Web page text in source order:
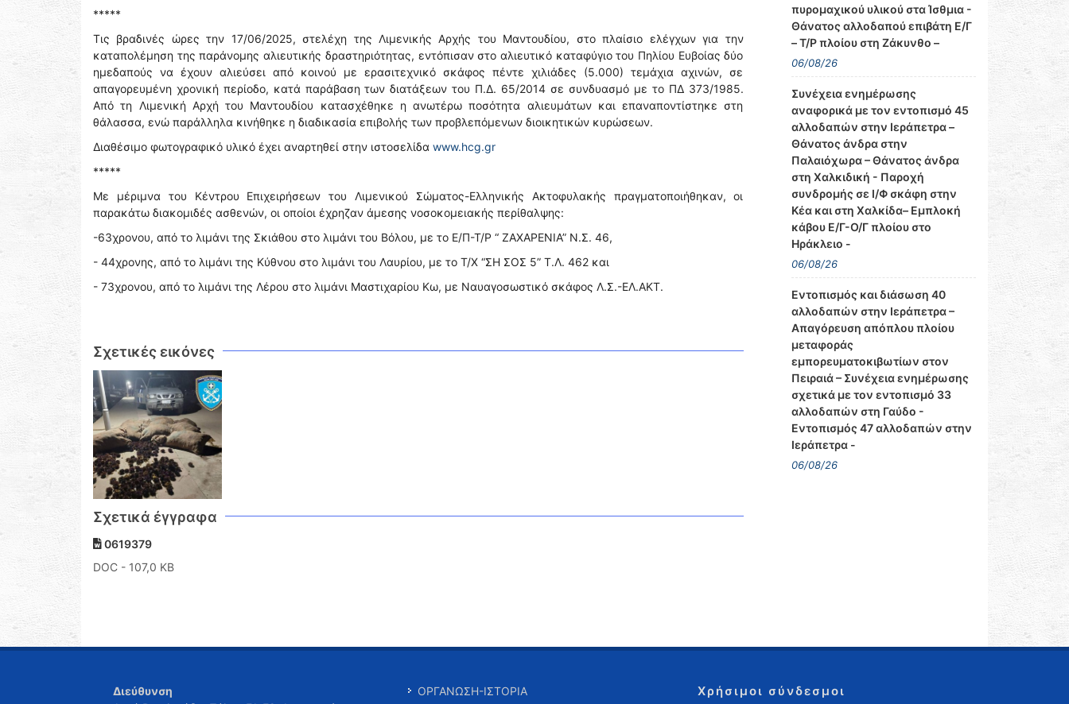
*****
Τις βραδινές ώρες την 17/06/2025, στελέχη της Λιμενικής Αρχής του Μαντουδίου, στο πλαίσιο ελέγχων για την
καταπολέμηση της παράνομης αλιευτικής δραστηριότητας, εντόπισαν στο αλιευτικό καταφύγιο του Πηλίου Ευβοίας δύο
ημεδαπούς να έχουν αλιεύσει από κοινού με ερασιτεχνικό σκάφος πέντε χιλιάδες (5.000) τεμάχια αχινών, σε
απαγορευμένη χρονική περίοδο, κατά παράβαση των διατάξεων του Π.Δ. 65/2014 σε συνδυασμό με το ΠΔ 373/1985.
Από τη Λιμενική Αρχή του Μαντουδίου κατασχέθηκε η ανωτέρω ποσότητα αλιευμάτων και επαναποντίστηκε στη
θάλασσα, ενώ παράλληλα κινήθηκε η διαδικασία επιβολής των προβλεπόμενων διοικητικών κυρώσεων.
Διαθέσιμο φωτογραφικό υλικό έχει αναρτηθεί στην ιστοσελίδα www.hcg.gr
*****
Με μέριμνα του Κέντρου Επιχειρήσεων του Λιμενικού Σώματος-Ελληνικής Ακτοφυλακής πραγματοποιήθηκαν, οι
παρακάτω διακομιδές ασθενών, οι οποίοι έχρηζαν άμεσης νοσοκομειακής περίθαλψης:
-63χρονου, από το λιμάνι της Σκιάθου στο λιμάνι του Βόλου, με το Ε/Π-Τ/Ρ “ ΖΑΧΑΡΕΝΙΑ” Ν.Σ. 46,
- 44χρονης, από το λιμάνι της Κύθνου στο λιμάνι του Λαυρίου, με το Τ/Χ “ΣΗ ΣΟΣ 5” Τ.Λ. 462 και
- 73χρονου, από το λιμάνι της Λέρου στο λιμάνι Μαστιχαρίου Κω, με Ναυαγοσωστικό σκάφος Λ.Σ.-ΕΛ.ΑΚΤ.
Σχετικές εικόνες
Σχετικά έγγραφα
0619379
DOC - 107,0 KB
πυρομαχικού υλικού στα Ίσθμια -
Θάνατος αλλοδαπού επιβάτη Ε/Γ
– Τ/Ρ πλοίου στη Ζάκυνθο –
06/08/26
Συνέχεια ενημέρωσης
αναφορικά με τον εντοπισμό 45
αλλοδαπών στην Ιεράπετρα –
Θάνατος άνδρα στην
Παλαιόχωρα – Θάνατος άνδρα
στη Χαλκιδική - Παροχή
συνδρομής σε Ι/Φ σκάφη στην
Κέα και στη Χαλκίδα– Εμπλοκή
κάβου Ε/Γ-Ο/Γ πλοίου στο
Ηράκλειο -
06/08/26
Εντοπισμός και διάσωση 40
αλλοδαπών στην Ιεράπετρα –
Απαγόρευση απόπλου πλοίου
μεταφοράς
εμπορευματοκιβωτίων στον
Πειραιά – Συνέχεια ενημέρωσης
σχετικά με τον εντοπισμό 33
αλλοδαπών στη Γαύδο -
Εντοπισμός 47 αλλοδαπών στην
Ιεράπετρα -
06/08/26
Διεύθυνση
ΟΡΓΑΝΩΣΗ-ΙΣΤΟΡΙΑ
Χρήσιμοι σύνδεσμοι